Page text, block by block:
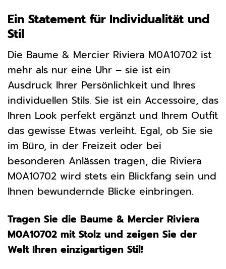
Ein Statement für Individualität und
Stil
Die Baume & Mercier Riviera M0A10702 ist
mehr als nur eine Uhr – sie ist ein
Ausdruck Ihrer Persönlichkeit und Ihres
individuellen Stils. Sie ist ein Accessoire, das
Ihren Look perfekt ergänzt und Ihrem Outfit
das gewisse Etwas verleiht. Egal, ob Sie sie
im Büro, in der Freizeit oder bei
besonderen Anlässen tragen, die Riviera
M0A10702 wird stets ein Blickfang sein und
Ihnen bewundernde Blicke einbringen.
Tragen Sie die Baume & Mercier Riviera
M0A10702 mit Stolz und zeigen Sie der
Welt Ihren einzigartigen Stil!